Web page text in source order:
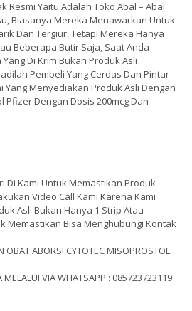
Resmi Yaitu Adalah Toko Abal – Abal
Biasanya Mereka Menawarkan Untuk
Dan Tergiur, Tetapi Mereka Hanya
Beberapa Butir Saja, Saat Anda
Di Krim Bukan Produk Asli
Pembeli Yang Cerdas Dan Pintar
Yang Menyediakan Produk Asli Dengan
Dengan Dosis 200mcg Dan
Di Kami Untuk Memastikan Produk
Video Call Kami Karena Kami
Asli Bukan Hanya 1 Strip Atau
Memastikan Bisa Menghubungi Kontak
OBAT ABORSI CYTOTEC MISOPROSTOL
MELALUI VIA WHATSAPP : 085723723119